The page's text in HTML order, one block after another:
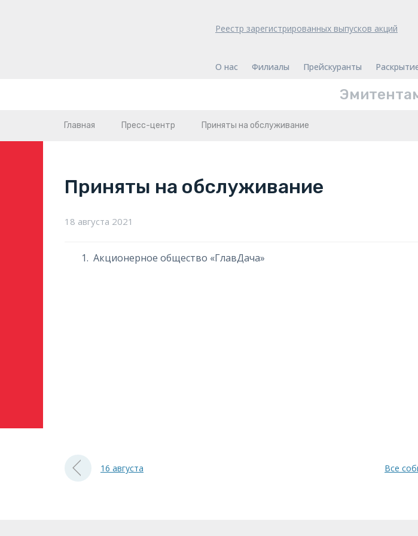
Реестр зарегистрированных выпусков акций
О нас Филиалы Прейскуранты
Главная Пресс-центр Приняты на обслуживание
Приняты на обслуживание
18 августа 2021
Акционерное общество «ГлавДача»
16 августа Все